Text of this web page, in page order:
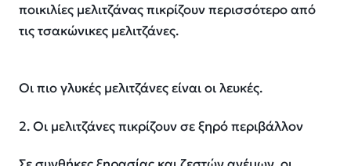
ποικιλίες μελιτζάνας πικρίζουν περισσότερο από
τις τσακώνικες μελιτζάνες.
Οι πιο γλυκές μελιτζάνες είναι οι λευκές.
2. Οι μελιτζάνες πικρίζουν σε ξηρό περιβάλλον